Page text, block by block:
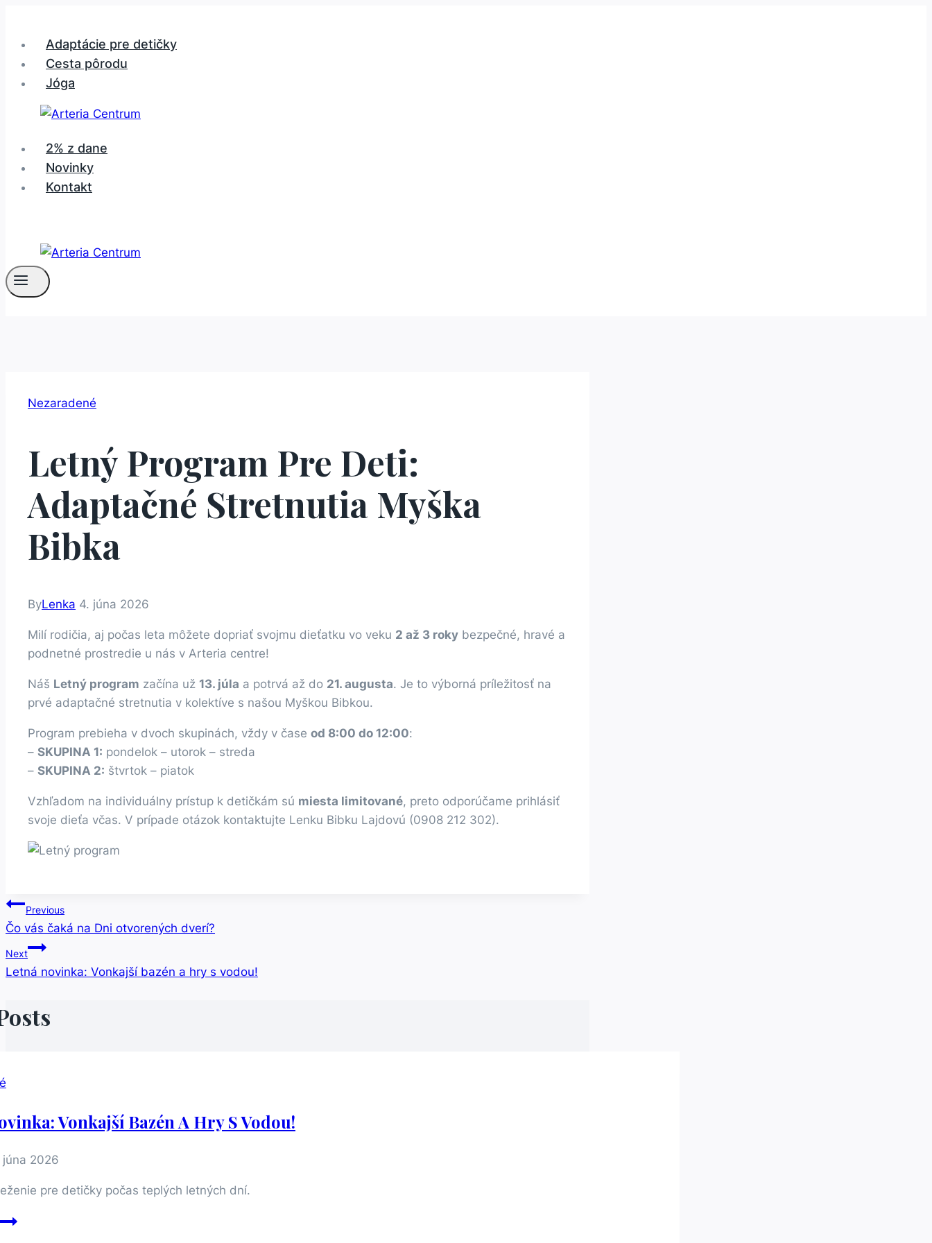
contentAdaptácie pre detičky
Cesta pôrodu
Jóga
2% z dane
Novinky
Kontakt
Nezaradené
Letný Program Pre Deti:
Adaptačné Stretnutia Myška
Bibka
ByLenka 4. júna 2026
Milí rodičia, aj počas leta môžete dopriať svojmu dieťatku vo veku 2 až 3 roky bezpečné, hravé a
podnetné prostredie u nás v Arteria centre!
Náš Letný program začína už 13. júla a potrvá až do 21. augusta. Je to výborná príležitosť na
prvé adaptačné stretnutia v kolektíve s našou Myškou Bibkou.
Program prebieha v dvoch skupinách, vždy v čase od 8:00 do 12:00:
– SKUPINA 1: pondelok – utorok – streda
– SKUPINA 2: štvrtok – piatok
Vzhľadom na individuálny prístup k detičkám sú miesta limitované, preto odporúčame prihlásiť
svoje dieťa včas. V prípade otázok kontaktujte Lenku Bibku Lajdovú (0908 212 302).
Navigácia
V
Článku
Previous
Čo vás čaká na Dni otvorených dverí?
Next
Letná novinka: Vonkajší bazén a hry s vodou!
Vonkajší Bazén A Hry S Vodou!
júna 2026
pre detičky počas teplých letných dní.